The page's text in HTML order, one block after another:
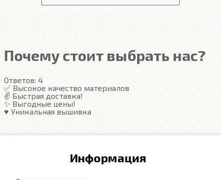
Гарантия на автоковрики 1 год.
Почему стоит выбрать нас?
Ответов: 4
✅ Высокое качество материалов
✌️ Быстрая доставка!
✨ Выгодные цены!
♥️ Уникальная вышивка
Информация